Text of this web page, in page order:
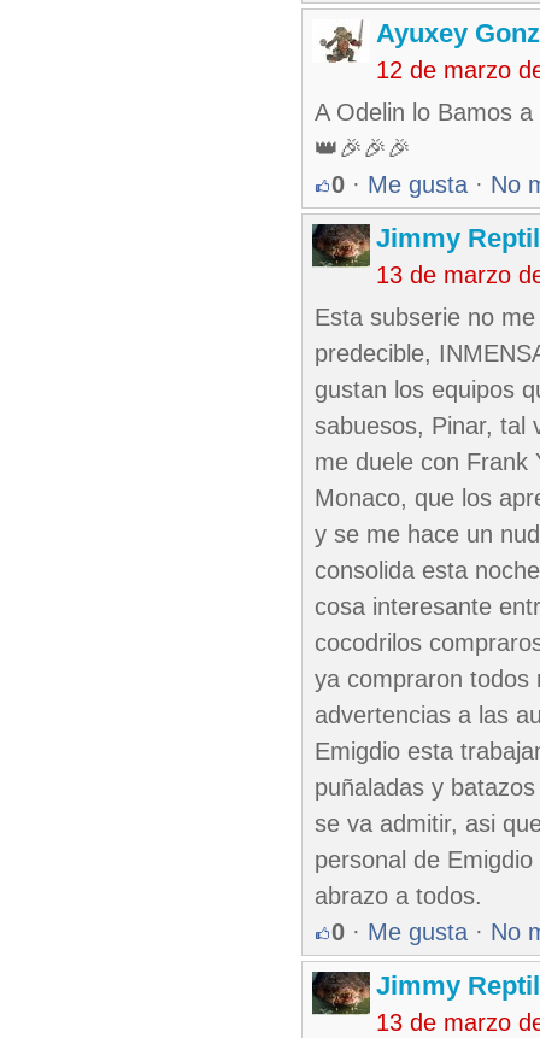
Ayuxey
12 de marzo
A Odelin lo Bamos
👑🎉🎉🎉
0 · Me gusta · No
Jimmy
13 de marzo
Esta subserie no
predecible,
gustan los equipos
sabuesos, Pinar, tal
me duele con Frank
Monaco, que los
y se me hace un
consolida esta
cosa interesante
cocodrilos
ya compraron todos
advertencias a las
Emigdio esta
puñaladas y
se va admitir, asi
personal de
abrazo a todos.
0 · Me gusta · No
Jimmy
13 de marzo